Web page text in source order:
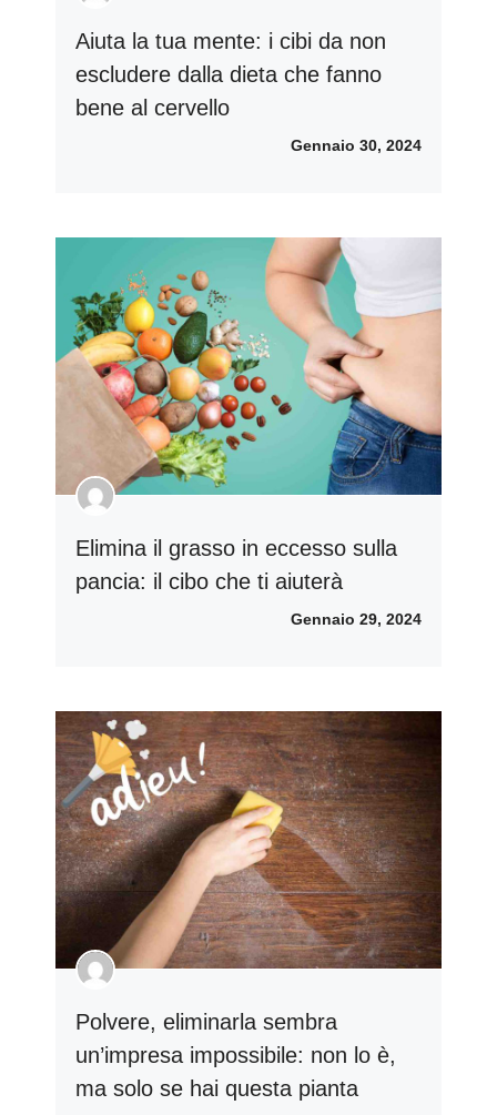
Aiuta la tua mente: i cibi da non
escludere dalla dieta che fanno
bene al cervello
Gennaio 30, 2024
Elimina il grasso in eccesso sulla
pancia: il cibo che ti aiuterà
Gennaio 29, 2024
Polvere, eliminarla sembra
un’impresa impossibile: non lo è,
ma solo se hai questa pianta